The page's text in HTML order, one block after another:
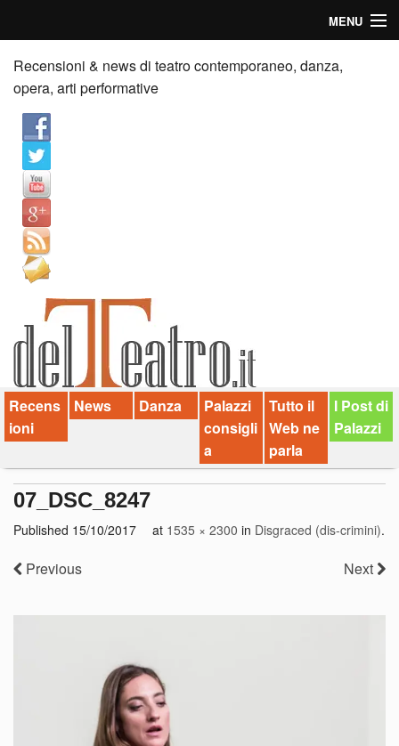
MENU
Home
Recensioni
Anticipazioni
News
Palazzi consiglia
Video
Chi siamo
Contatti
dT in English
Recensioni & news di teatro contemporaneo, danza,
opera, arti performative
Recens
ioni
News Danza
Palazzi
consigli
a
Tutto il
Web ne
parla
I Post di
Palazzi
07_DSC_8247
Published 15/10/2017 at 1535 × 2300 in Disgraced (dis-crimini).
Previous Next